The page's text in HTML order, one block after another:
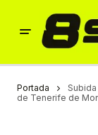
Portada
de Tenerife de